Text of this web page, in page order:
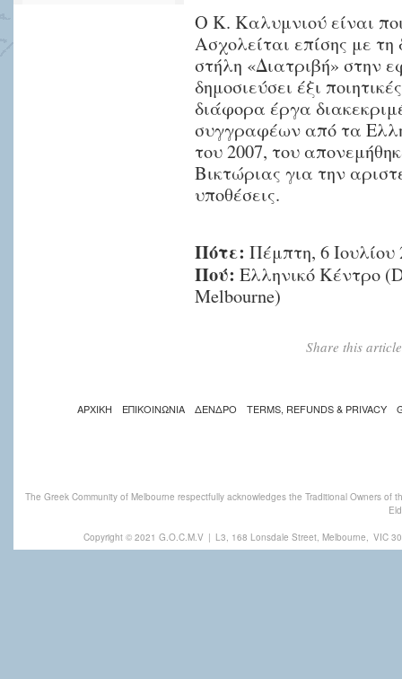
Ο Κ. Καλυμνιού είναι
Ασχολείται επίσης με
στήλη «Διατριβή» στην
δημοσιεύσει έξι
διάφορα έργα
συγγραφέων από τα
του 2007, του
Βικτώριας για την
υποθέσεις.
Πότε: Πέμπτη, 6 Ιουλίου
Πού: Ελληνικό Κέντρο
Melbourne)
Share this
ΑΡΧΙΚΗ ΕΠΙΚΟΙΝΩΝΙΑ ΔΕΝΔΡΟ TERMS, REFUNDS & PRIVACY
The Greek Community of Melbourne respectfully acknowledges the Traditional Owners
Copyright © 2021 G.O.C.M.V | L3, 168 Lonsdale Street, Melbourne, VIC